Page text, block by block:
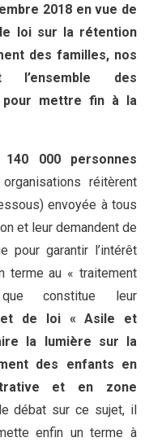
2018 en vue de
loi sur la rétention
des familles, nos
l’ensemble des
pour mettre fin à la
000 personnes
réitèrent
envoyée à tous
et leur demandent de
pour garantir l’intérêt
terme au « traitement
constitue leur
de loi « Asile et
la lumière sur la
des enfants en
et en zone
débat sur ce sujet, il
enfin un terme à